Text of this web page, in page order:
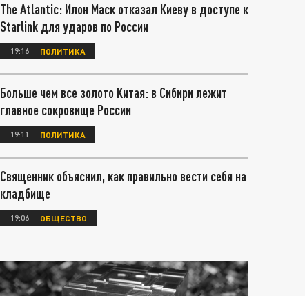
The Atlantic: Илон Маск отказал Киеву в доступе к
Starlink для ударов по России
19:16 ПОЛИТИКА
Больше чем все золото Китая: в Сибири лежит
главное сокровище России
19:11 ПОЛИТИКА
Священник объяснил, как правильно вести себя на
кладбище
19:06 ОБЩЕСТВО